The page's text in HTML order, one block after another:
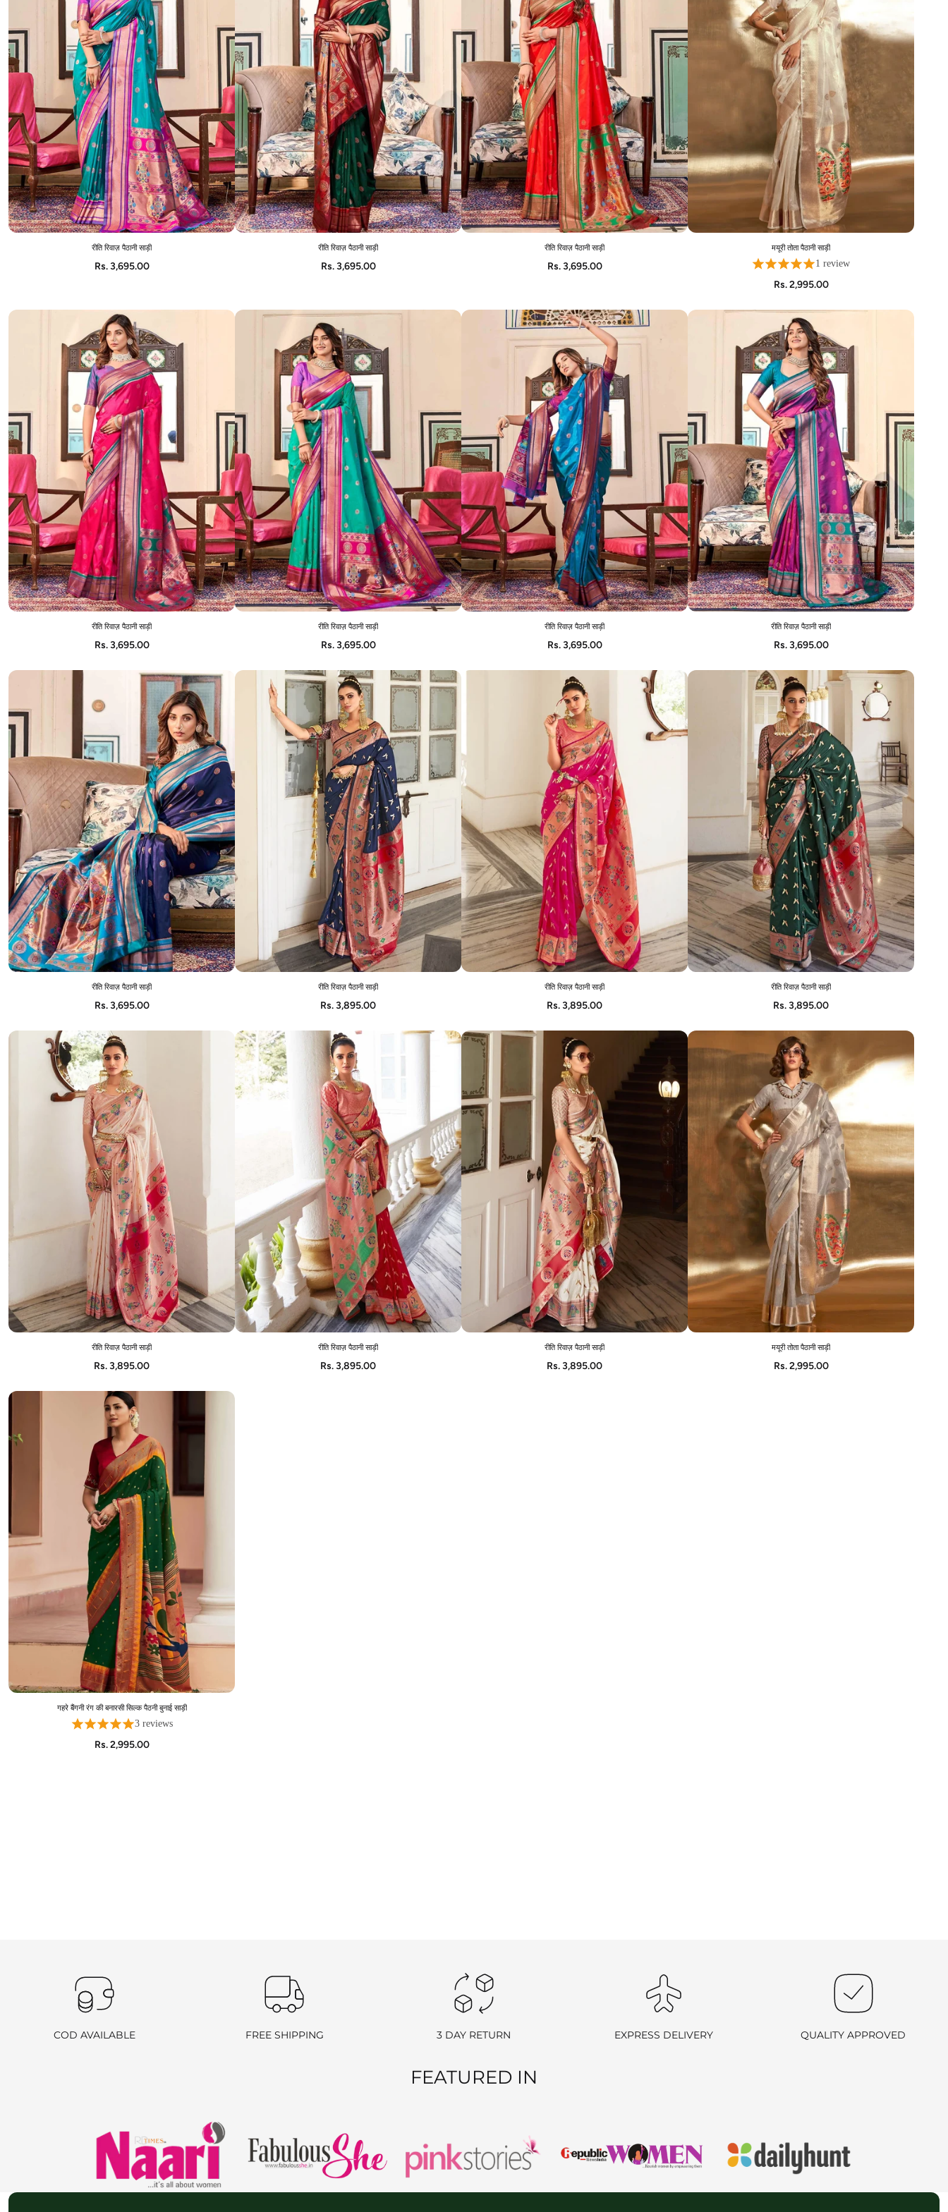
ADD TO CART
रीति रिवाज़ पैठानी साड़ी
Rs. 3,695.00
ADD TO CART
रीति रिवाज़ पैठानी साड़ी
Rs. 3,695.00
ADD TO CART
रीति रिवाज़ पैठानी साड़ी
Rs. 3,695.00
ADD TO CART
मयूरी तोता पैठानी साड़ी
1 review
Rs. 2,995.00
ADD TO CART
रीति रिवाज़ पैठानी साड़ी
Rs. 3,695.00
ADD TO CART
रीति रिवाज़ पैठानी साड़ी
Rs. 3,695.00
ADD TO CART
रीति रिवाज़ पैठानी साड़ी
Rs. 3,695.00
ADD TO CART
रीति रिवाज़ पैठानी साड़ी
Rs. 3,695.00
ADD TO CART
रीति रिवाज़ पैठानी साड़ी
Rs. 3,695.00
ADD TO CART
रीति रिवाज़ पैठानी साड़ी
Rs. 3,895.00
ADD TO CART
रीति रिवाज़ पैठानी साड़ी
Rs. 3,895.00
ADD TO CART
रीति रिवाज़ पैठानी साड़ी
Rs. 3,895.00
ADD TO CART
रीति रिवाज़ पैठानी साड़ी
Rs. 3,895.00
ADD TO CART
रीति रिवाज़ पैठानी साड़ी
Rs. 3,895.00
ADD TO CART
रीति रिवाज़ पैठानी साड़ी
Rs. 3,895.00
ADD TO CART
मयूरी तोता पैठानी साड़ी
Rs. 2,995.00
ADD TO CART
गहरे बैंगनी रंग की बनारसी सिल्क पैठनी बुनाई साड़ी
3 reviews
Rs. 2,995.00
COD AVAILABLE FREE SHIPPING 3 DAY RETURN EXPRESS DELIVERY QUALITY APPROVED
FEATURED IN